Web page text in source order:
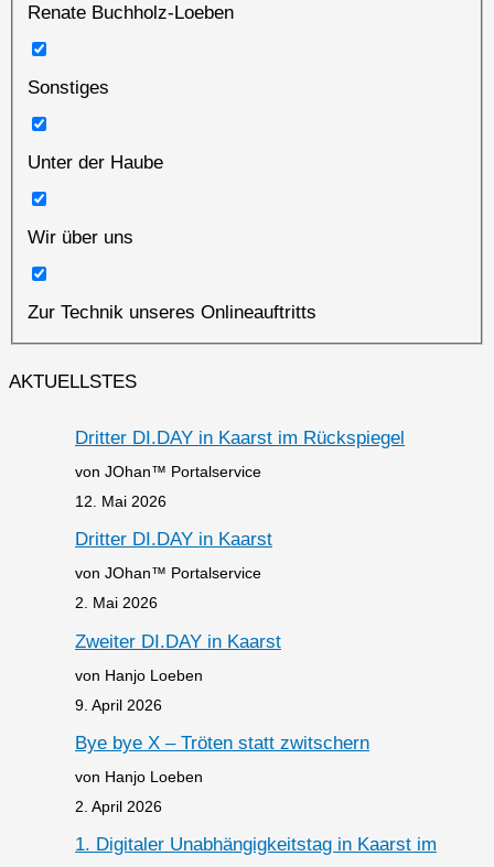
Renate Buchholz-Loeben
Sonstiges
Unter der Haube
Wir über uns
Zur Technik unseres Onlineauftritts
AKTUELLSTES
Dritter DI.DAY in Kaarst im Rückspiegel
von JOhan™ Portalservice
12. Mai 2026
Dritter DI.DAY in Kaarst
von JOhan™ Portalservice
2. Mai 2026
Zweiter DI.DAY in Kaarst
von Hanjo Loeben
9. April 2026
Bye bye X – Tröten statt zwitschern
von Hanjo Loeben
2. April 2026
1. Digitaler Unabhängigkeitstag in Kaarst im